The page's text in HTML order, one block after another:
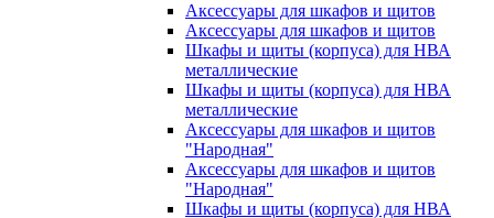
Аксессуары для шкафов и щитов
Аксессуары для шкафов и щитов
Шкафы и щиты (корпуса) для НВА
металлические
Шкафы и щиты (корпуса) для НВА
металлические
Аксессуары для шкафов и щитов
"Народная"
Аксессуары для шкафов и щитов
"Народная"
Шкафы и щиты (корпуса) для НВА